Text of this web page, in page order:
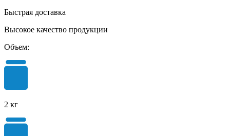
Быстрая доставка
Высокое качество продукции
Объем:
2 кг